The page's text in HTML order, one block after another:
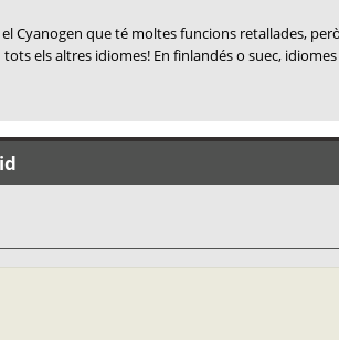
Cyanogen que té moltes funcions retallades,
els altres idiomes! En finlandés o suec,